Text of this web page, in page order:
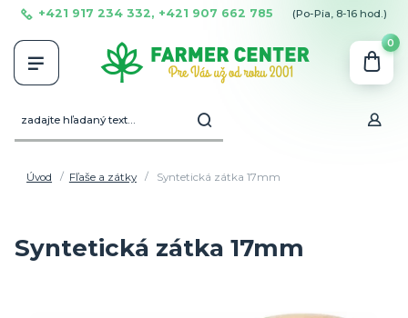
+421 917 234 332, +421 907 662 785 (Po-Pia, 8-16 hod.)
0
Úvod Fľaše a zátky Syntetická zátka 17mm
Syntetická zátka 17mm